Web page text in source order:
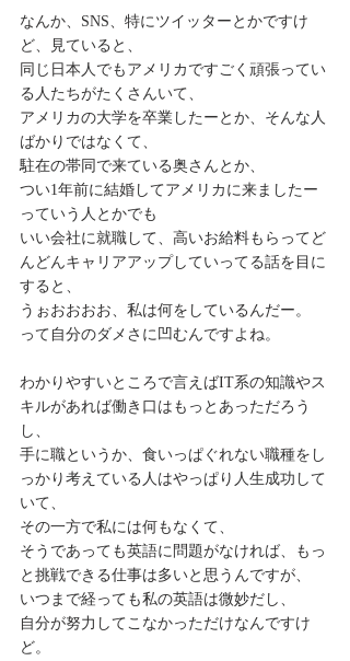
なんか、SNS、特にツイッターとかですけ
ど、見ていると、
同じ日本人でもアメリカですごく頑張ってい
る人たちがたくさんいて、
アメリカの大学を卒業したーとか、そんな人
ばかりではなくて、
駐在の帯同で来ている奥さんとか、
つい1年前に結婚してアメリカに来ましたー
っていう人とかでも
いい会社に就職して、高いお給料もらってど
んどんキャリアアップしていってる話を目に
すると、
うぉおおおお、私は何をしているんだー。
って自分のダメさに凹むんですよね。
わかりやすいところで言えばIT系の知識やス
キルがあれば働き口はもっとあっただろう
し、
手に職というか、食いっぱぐれない職種をし
っかり考えている人はやっぱり人生成功して
いて、
その一方で私には何もなくて、
そうであっても英語に問題がなければ、もっ
と挑戦できる仕事は多いと思うんですが、
いつまで経っても私の英語は微妙だし、
自分が努力してこなかっただけなんですけ
ど。